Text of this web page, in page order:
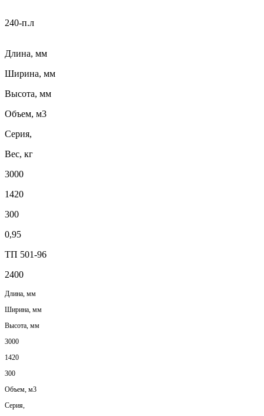
240-п.л
Длина, мм
Ширина, мм
Высота, мм
Объем, м3
Серия,
Вес, кг
3000
1420
300
0,95
ТП 501-96
2400
Длина, мм
Ширина, мм
Высота, мм
3000
1420
300
Объем, м3
Серия,